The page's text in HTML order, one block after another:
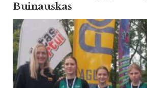
Buinauskas